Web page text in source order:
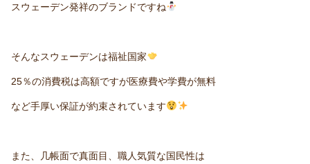
スウェーデン発祥のブランドですね
そんなスウェーデンは福祉国家
25％の消費税は高額ですが医療費や学費が無料
など手厚い保証が約束されています
また、几帳面で真面目、職人気質な国民性は